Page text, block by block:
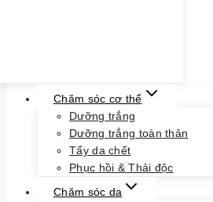
Chăm sóc cơ thể
Dưỡng trắng
Dưỡng trắng toàn thân
Tẩy da chết
Phục hồi & Thải độc
Chăm sóc da